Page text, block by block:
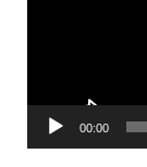
00:00